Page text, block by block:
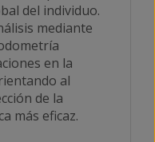
del individuo.
mediante
en la
al
de la
más eficaz.